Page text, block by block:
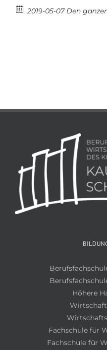
2019-05-07 Den
Höhere
Fachschule für
Fachschule für